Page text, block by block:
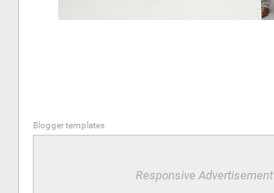
Blogger templates
Responsive Advertisement